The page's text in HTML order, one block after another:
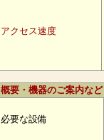
アクセス速度
概要・機器のご案内など
必要な設備